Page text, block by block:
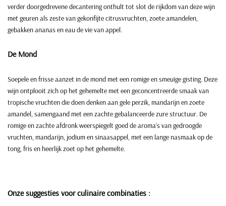
verder doorgedrevene decantering onthult tot slot de rijkdom van deze wijn
met geuren als zeste van gekonfijte citrusvruchten, zoete amandelen,
gebakken ananas en eau de vie van appel.
De Mond
Soepele en frisse aanzet in de mond met een romige en smeuïge gisting. Deze
wijn ontplooit zich op het gehemelte met een geconcentreerde smaak van
tropische vruchten die doen denken aan gele perzik, mandarijn en zoete
amandel, samengaand met een zachte gebalanceerde zure structuur. De
romige en zachte afdronk weerspiegelt goed de aroma’s van gedroogde
vruchten, mandarijn, jodium en sinaasappel, met een lange nasmaak op de
tong, fris en heerlijk zoet op het gehemelte.
Onze suggesties voor culinaire combinaties :